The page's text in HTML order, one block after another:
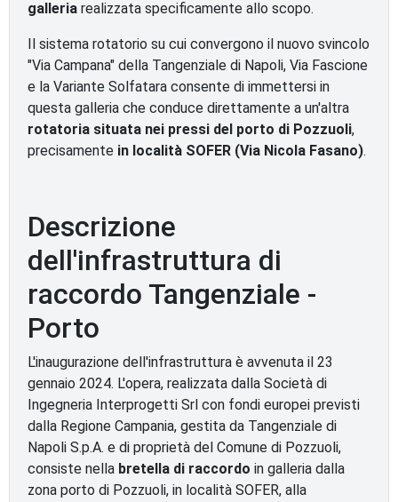
galleria realizzata specificamente allo scopo.
Il sistema rotatorio su cui convergono il nuovo svincolo
"Via Campana" della Tangenziale di Napoli, Via Fascione
e la Variante Solfatara consente di immettersi in
questa galleria che conduce direttamente a un'altra
rotatoria situata nei pressi del porto di Pozzuoli,
precisamente in località SOFER (Via Nicola Fasano).
Descrizione
dell'infrastruttura di
raccordo Tangenziale -
Porto
L'inaugurazione dell'infrastruttura è avvenuta il 23
gennaio 2024. L'opera, realizzata dalla Società di
Ingegneria Interprogetti Srl con fondi europei previsti
dalla Regione Campania, gestita da Tangenziale di
Napoli S.p.A. e di proprietà del Comune di Pozzuoli,
consiste nella bretella di raccordo in galleria dalla
zona porto di Pozzuoli, in località SOFER, alla